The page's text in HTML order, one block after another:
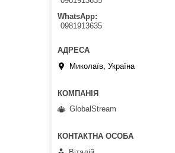
WhatsApp
0981913635
Миколаїв, Україна
GlobalStream